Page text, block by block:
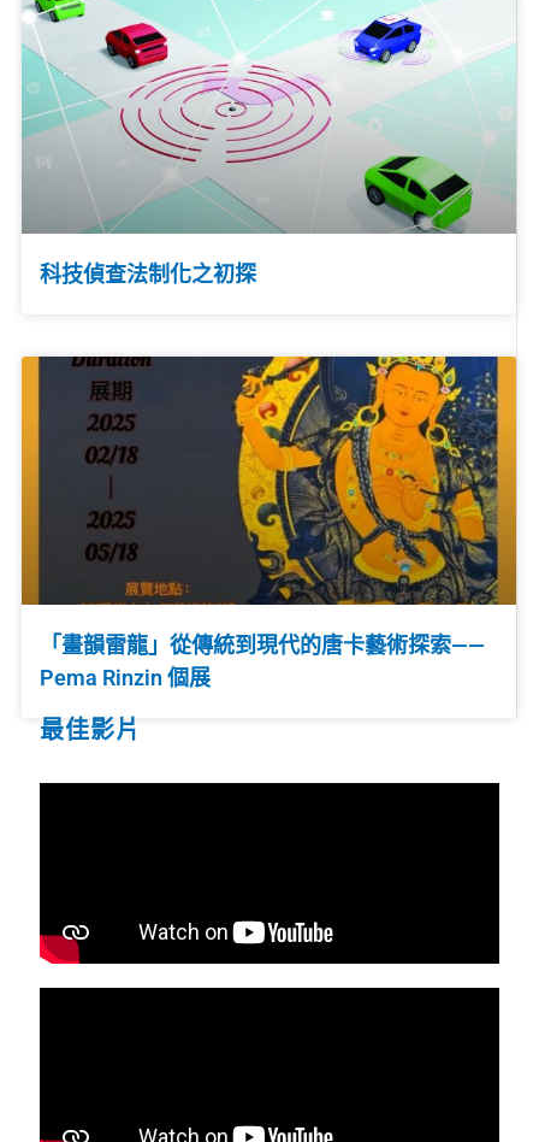
科技偵查法制化之初探
「畫韻雷龍」從傳統到現代的唐卡藝術探索——
Pema Rinzin 個展
最佳影片